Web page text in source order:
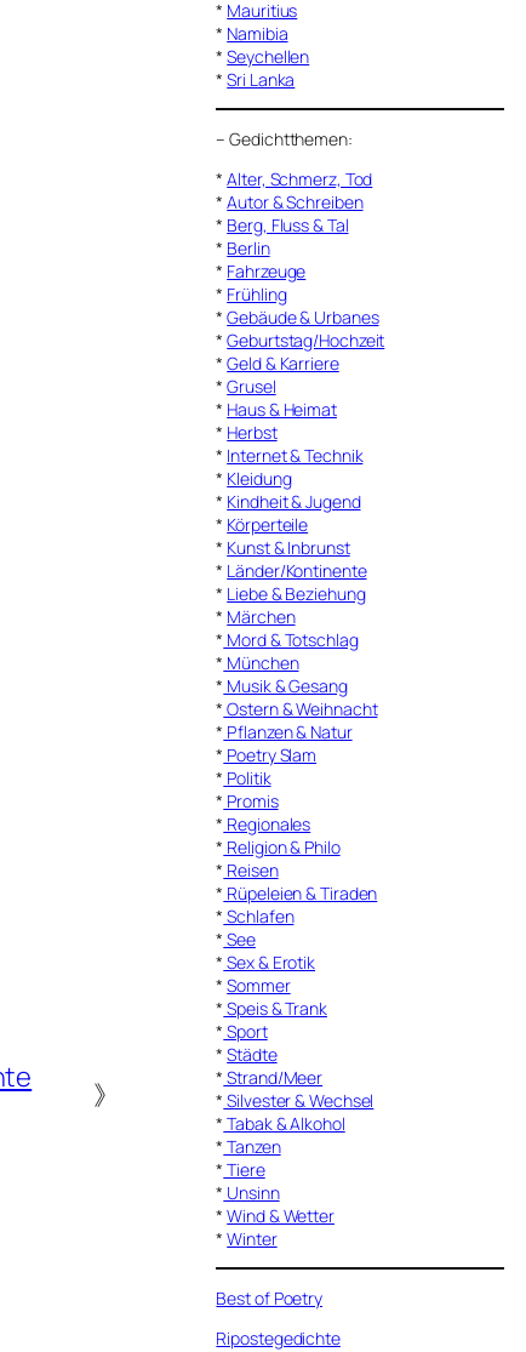
》
* Mauritius
* Namibia
*Seychellen
*Sri Lanka
–Gedichtthemen:
*Alter, Schmerz, Tod
*Autor & Schreiben
* Berg, Fluss & Tal
* Berlin
* Fahrzeuge
* Frühling
*Gebäude & Urbanes
*Geburtstag/Hochzeit
*Geld & Karriere
*Grusel
* Haus & Heimat
* Herbst
* Internet & Technik
* Kleidung
* Kindheit & Jugend
* Körperteile
* Kunst & Inbrunst
* Länder/Kontinente
* Liebe & Beziehung
* Märchen
* Mord & Totschlag
* München
* Musik & Gesang
* Ostern & Weihnacht
* Pflanzen & Natur
* Poetry Slam
* Politik
* Promis
* Regionales
* Religion & Philo
* Reisen
* Rüpeleien & Tiraden
* Schlafen
* See
* Sex & Erotik
*Sommer
* Speis & Trank
* Sport
*Städte
* Strand/Meer
* Silvester & Wechsel
* Tabak & Alkohol
* Tanzen
* Tiere
* Unsinn
*Wind & Wetter
*Winter
Best of Poetry
Ripostegedichte